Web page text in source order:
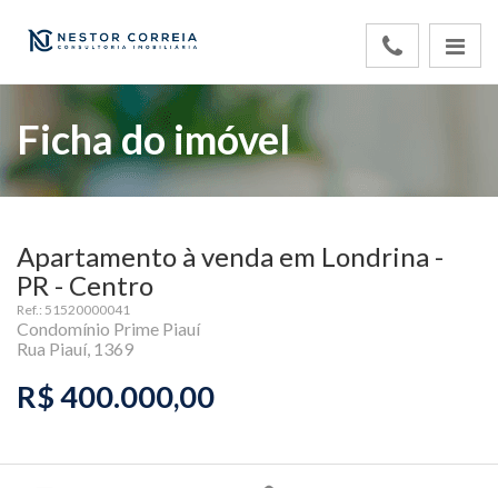
Ficha do imóvel
Apartamento à venda em Londrina -
PR - Centro
Ref.: 51520000041
Condomínio Prime Piauí
Rua Piauí, 1369
R$ 400.000,00